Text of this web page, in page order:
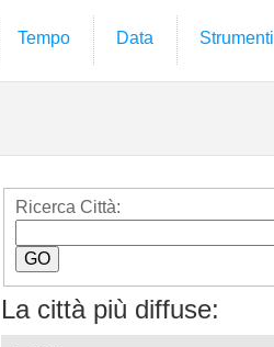
Tempo Data Strumenti
Ricerca Città:
La città più diffuse: